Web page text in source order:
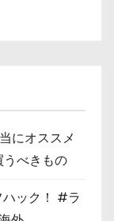
にオススメ
べきもの
ハック！ #ラ